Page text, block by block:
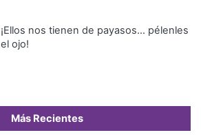
¡Ellos nos tienen de payasos… pélenles
el ojo!
Más Recientes